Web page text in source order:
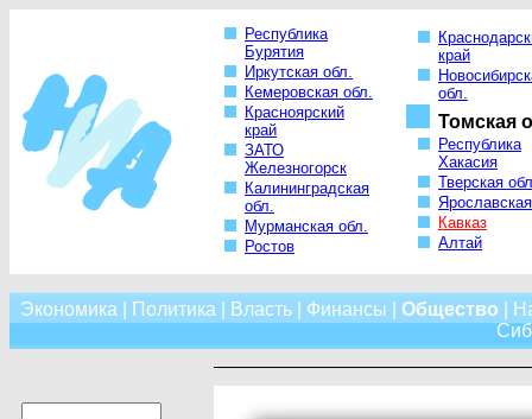
Республика
Бурятия
Иркутская обл.
Кемеровская обл.
Красноярский
край
ЗАТО
Железногорск
Калининградская
обл.
Мурманская обл.
Ростов
край
обл.
Томская
Республика
Хакасия
Тверская
Кавказ
Алтай
Экономика Политика Власть| Финансы Общество